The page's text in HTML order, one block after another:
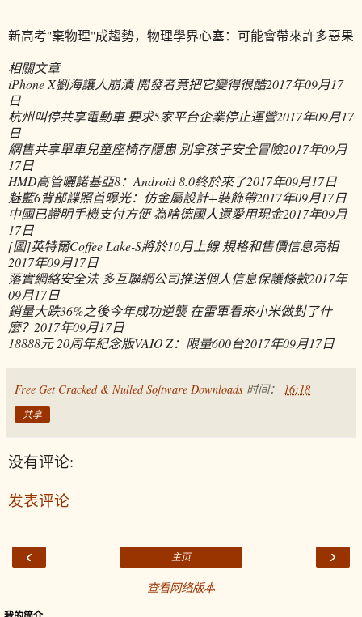
新高考"棄物理"成趨勢，物理學界心塞：可能會帶來許多惡果
相關文章
iPhone X劉海讓人崩潰 開發者竟把它變得很酷2017年09月17
日
杭州叫停共享電動車 要求5家平台企業停止運營2017年09月17
日
網售共享單車兒童座椅存隱患 別拿孩子安全冒險2017年09月
17日
HMD高管曬諾基亞8：Android 8.0終於來了2017年09月17日
魅藍6背部諜照首曝光：仿金屬設計+裝飾帶2017年09月17日
中國已證明手機支付方便 為啥德國人還愛用現金2017年09月
17日
[圖]英特爾Coffee Lake-S將於10月上線 規格和售價信息亮相
2017年09月17日
落實網絡安全法 多互聯網公司推送個人信息保護條款2017年
09月17日
銷量大跌36%之後今年成功逆襲 在雷軍看來小米做對了什
麼？ 2017年09月17日
18888元 20周年紀念版VAIO Z：限量600台2017年09月17日
Free Get Cracked & Nulled Software Downloads 时间： 16:18
共享
没有评论:
发表评论
‹ ›
主页
查看网络版本